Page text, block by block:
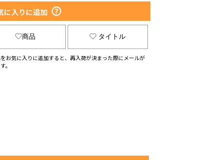
に入りに追加
商品 タイトル
お気に入りに追加すると、再入荷が決まった際にメールが
。